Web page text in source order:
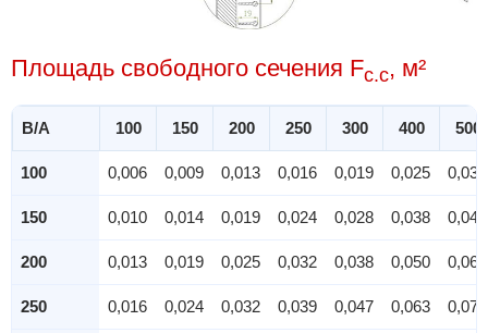
Площадь свободного сечения Fc.c, м²
B/A 100 150 200 250 300 400 500
100 0,006 0,009 0,013 0,016 0,019 0,025 0,032
150 0,010 0,014 0,019 0,024 0,028 0,038 0,047
200 0,013 0,019 0,025 0,032 0,038 0,050 0,063
250 0,016 0,024 0,032 0,039 0,047 0,063 0,079